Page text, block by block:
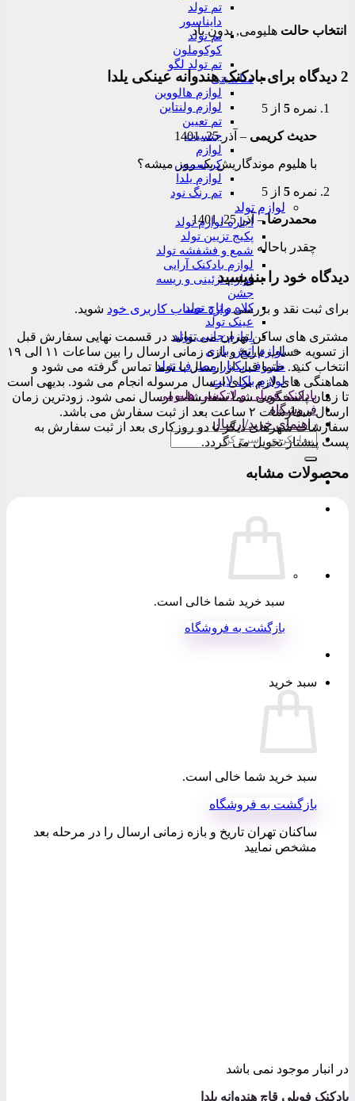
تم تولد
دایناسور
تم تولد
کوکوملون
تم تولد لگو
مناسبتی
لوازم هالووین
لوازم ولنتاین
تم تعیین
جنسیت
لوازم
کریسمس
لوازم یلدا
تم رنگ نود
لوازم تولد
اجاره لوازم تولد
پکیج تزیین تولد
شمع و فشفشه تولد
لوازم بادکنک آرایی
لوازم تزئینی و ریسه
جشن
کلاه و تاج تولد
عینک تولد
لوازم جانبی تولد
لوازم آتش بازی
ظروف یکبار مصرف تولد
لوازم بلک لایت
بادکنک فویلی و لاتکسی هلیومی
فروشگاه
راهنمای خرید/ارسال
جستجو
برای:
سبد خرید شما خالی است.
بازگشت به فروشگاه
سبد خرید
سبد خرید شما خالی است.
بازگشت به فروشگاه
ساکنان تهران تاریخ و بازه زمانی ارسال را در مرحله بعد
مشخص نمایید
انتخاب حالت هلیومی, بدون باد
2 دیدگاه برای بادکنک هندوانه عینکی یلدا
نمره 5 از 5
حدیث کریمی – آذر 25, 1401
با هلیوم موندگاریش یک روز میشه؟
نمره 5 از 5
محمدرضا– آذر 25, 1401
چقدر باحاله
دیدگاه خود را بنویسید
برای ثبت نقد و بررسیوارد حساب کاربری خود شوید.
مشتری های ساکن تهران می توانید در قسمت نهایی سفارش قبل
از تسویه حساب تاریخ و بازه زمانی ارسال را بین ساعات ۱۱ الی ۱۹
انتخاب کنید. حتما قبل از ارسال با شما تماس گرفته می شود و
هماهنگی های لازم برای ارسال مرسوله انجام می شود. بدیهی است
تا زمان پاسخگویی شما سفارشات ارسال نمی شود. زودترین زمان
ارسال سفارشات ۲ ساعت بعد از ثبت سفارش می باشد.
سفارشات شهرهای دیگر تا دو روزکاری بعد از ثبت سفارش به
پست پیشتاز تحویل می گردد.
محصولات مشابه
در انبار موجود نمی باشد
بادکنک فویلی قاچ هندوانه یلدا